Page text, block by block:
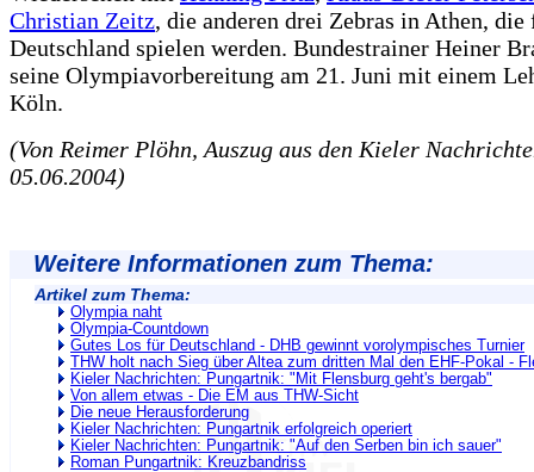
Christian Zeitz, die anderen drei Zebras in Athen, die
Deutschland spielen werden. Bundestrainer Heiner
seine Olympiavorbereitung am 21. Juni mit einem
Köln.
(Von Reimer Plöhn, Auszug aus den Kieler
05.06.2004)
Weitere Informationen zum Thema:
Artikel zum Thema:
Olympia naht
Olympia-Countdown
Gutes Los für Deutschland - DHB gewinnt vorolympisches Turnier
THW holt nach Sieg über Altea zum dritten Mal den EHF-Pokal -
Kieler Nachrichten: Pungartnik: "Mit Flensburg geht's bergab"
Von allem etwas - Die EM aus THW-Sicht
Die neue Herausforderung
Kieler Nachrichten: Pungartnik erfolgreich operiert
Kieler Nachrichten: Pungartnik: "Auf den Serben bin ich sauer"
Roman Pungartnik: Kreuzbandriss